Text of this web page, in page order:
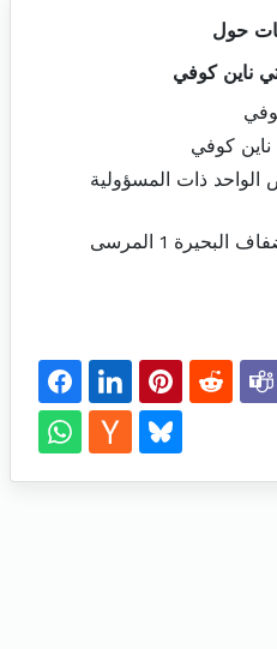
حول
ناين كوفي
كوفي
ذات المسؤولية
1 المرسى